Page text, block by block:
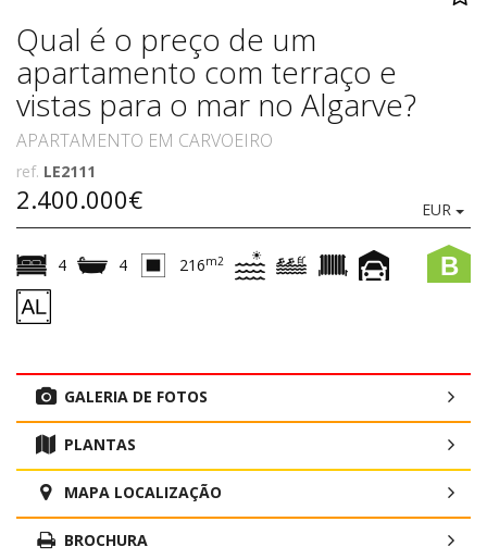
Qual é o preço de um
apartamento com terraço e
vistas para o mar no Algarve?
APARTAMENTO EM CARVOEIRO
ref. LE2111
2.400.000€ EUR
B
4 4 216m2
GALERIA DE FOTOS
PLANTAS
MAPA LOCALIZAÇÃO
BROCHURA